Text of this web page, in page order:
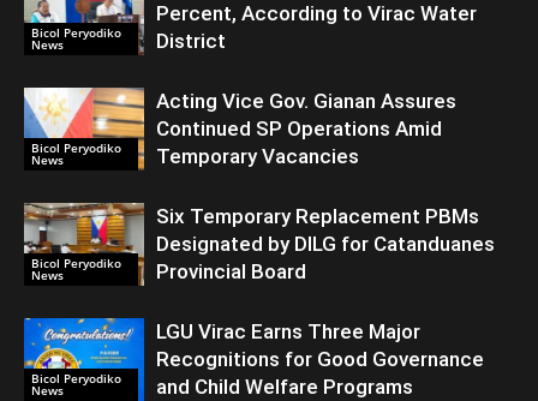
Bicol Peryodiko
News
Percent, According to Virac Water
District
Bicol Peryodiko
News
Acting Vice Gov. Gianan Assures
Continued SP Operations Amid
Temporary Vacancies
Bicol Peryodiko
News
Six Temporary Replacement PBMs
Designated by DILG for Catanduanes
Provincial Board
Bicol Peryodiko
News
LGU Virac Earns Three Major
Recognitions for Good Governance
and Child Welfare Programs